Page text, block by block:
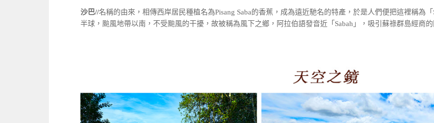
沙巴//名稱的由來，相傳西岸居民種植名為Pisang Saba的香蕉，成為遠近馳名的特產，於是人們便把這裡稱為
半球，颱風地帶以南，不受颱風的干擾，故被稱為風下之鄉，阿拉伯語發音近「Sabah」，吸引蘇祿群島經商